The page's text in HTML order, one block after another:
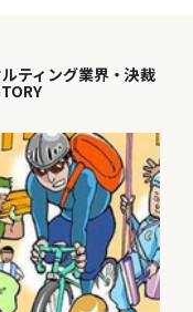
ティング業界・決裁